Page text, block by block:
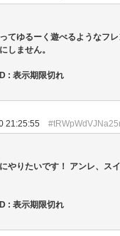
てゆるーく遊べるようなフ
しません。
: 表示期限切れ
21:25:55
やりたいです！ アンレ、ス
: 表示期限切れ